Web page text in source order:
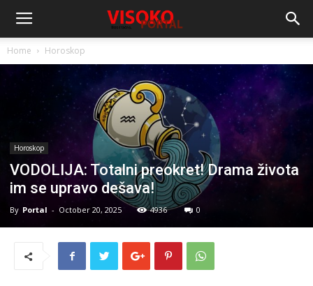
Home Horoskop
Horoskop
VODOLIJA: Totalni preokret! Drama života
im se upravo dešava!
By Portal - October 20, 2025 4936 0